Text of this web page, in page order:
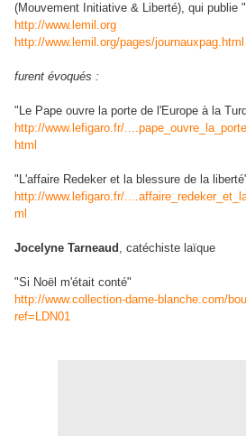
(Mouvement Initiative & Liberté), qui publie
http://www.lemil.org
http://www.lemil.org/pages/journauxpag.html
furent évoqués :
"Le Pape ouvre la porte de l'Europe à la
http://www.lefigaro.fr/
html
"L'affaire Redeker et la blessure de la
http://www.lefigaro.fr/
ml
Jocelyne Tarneaud , catéchiste laïque
"Si Noël m'était conté"
http://www.collection-dame-blanche.com/
ref=LDN01